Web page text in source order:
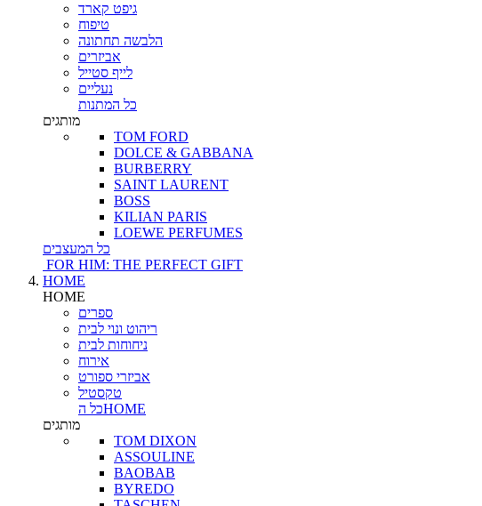
גיפט קארד
טיפוח
הלבשה תחתונה
אביזרים
לייף סטייל
נעליים
כל המתנות
מותגים
TOM FORD
DOLCE & GABBANA
BURBERRY
SAINT LAURENT
BOSS
KILIAN PARIS
LOEWE PERFUMES
כל המעצבים
FOR HIM: THE PERFECT GIFT
HOME
HOME
ספרים
ריהוט ונוי לבית
ניחוחות לבית
אירוח
אביזרי ספורט
טקסטיל
כל הHOME
מותגים
TOM DIXON
ASSOULINE
BAOBAB
BYREDO